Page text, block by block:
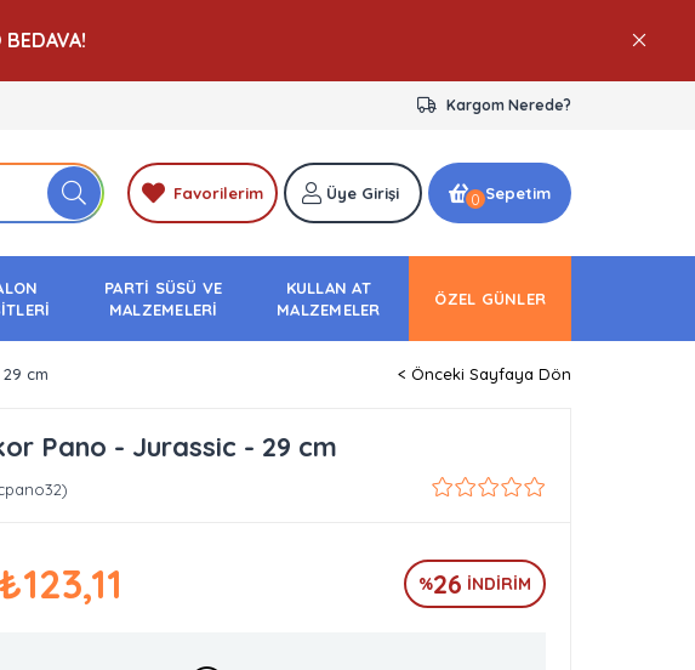
BEDAVA!
Kargom Nerede?
Sepetim
0
Üye Girişi
Favorilerim
PARTİ SÜSÜ VE
MALZEMELERİ
KULLAN AT
MALZEMELER
ÖZEL GÜNLER
cm < Önceki Sayfaya Dön
Pano - Jurassic - 29 cm
%26 İNDIRIM